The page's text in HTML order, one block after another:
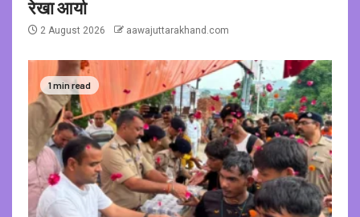
रेखा आर्या
2 August 2026 aawajuttarakhand.com
1 min read